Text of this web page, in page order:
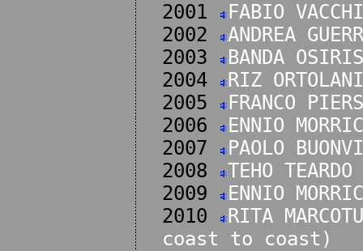
2001
FABIO
2002
ANDREA
2003
BANDA
2004
RIZ
2005
FRANCO
2006
ENNIO
2007
PAOLO
2008
TEHO
2009
ENNIO
2010
RITA
coast to coast)